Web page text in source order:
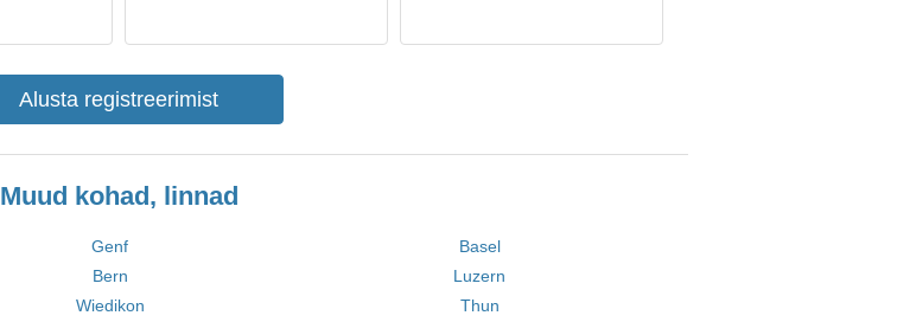
Alusta registreerimist
Muud kohad, linnad
Genf
Basel
Bern
Luzern
Wiedikon Thun